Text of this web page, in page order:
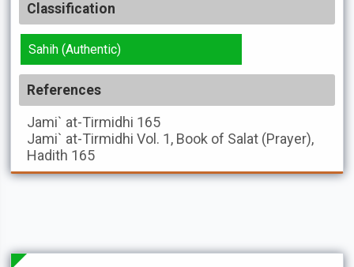
Classification
Sahih (Authentic)
References
Jami` at-Tirmidhi 165
Jami` at-Tirmidhi Vol. 1, Book of Salat (Prayer),
Hadith 165